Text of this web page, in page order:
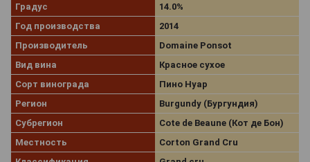
Градус
14.0%
Год производства
2014
Производитель
Domaine Ponsot
Вид вина
Красное сухое
Сорт винограда
Пино Нуар
Регион
Burgundy (Бургундия)
Субрегион
Cote de Beaune (Кот де Бон)
Местность
Corton Grand Cru